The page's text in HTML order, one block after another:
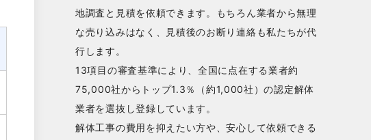
地調査と見積を依頼できます。もちろん業者から無理
な売り込みはなく、見積後のお断り連絡も私たちが代
行します。
13項目の審査基準により、全国に点在する業者約
75,000社からトップ1.3％（約1,000社）の認定解体
業者を選抜し登録しています。
解体工事の費用を抑えたい方や、安心して依頼できる